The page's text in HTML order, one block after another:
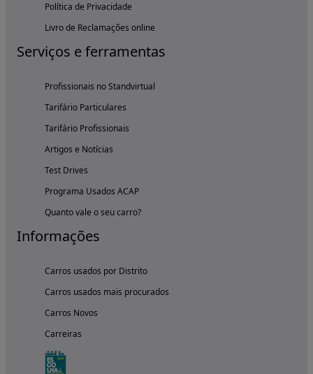
Política de Privacidade
Livro de Reclamações online
Serviços e ferramentas
Profissionais no Standvirtual
Tarifário Particulares
Tarifário Profissionais
Artigos e Notícias
Test Drives
Programa Usados ACAP
Quanto vale o seu carro?
Informações
Carros usados por Distrito
Carros usados mais procurados
Carros Novos
Carreiras